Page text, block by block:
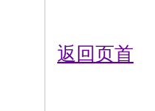
返回页首